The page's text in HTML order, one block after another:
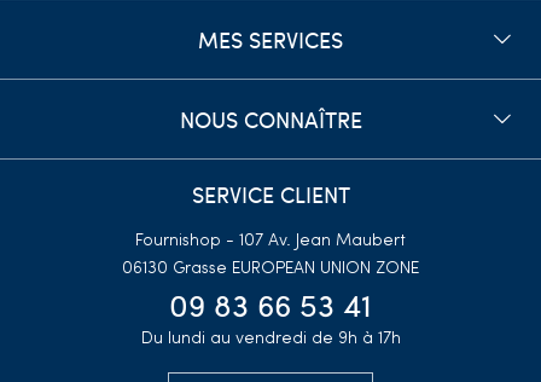
MES SERVICES
NOUS CONNAÎTRE
SERVICE CLIENT
Fournishop - 107 Av. Jean Maubert
06130 Grasse EUROPEAN UNION ZONE
09 83 66 53 41
Du lundi au vendredi de 9h à 17h